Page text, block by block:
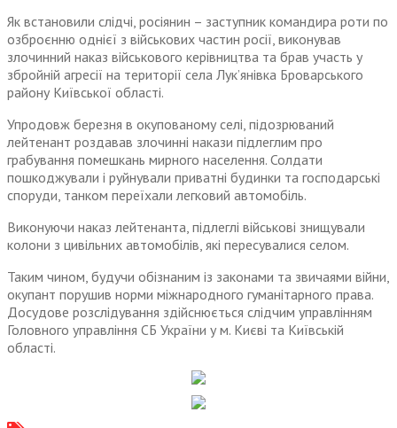
Як встановили слідчі, росіянин – заступник командира роти по
озброєнню однієї з військових частин росії, виконував
злочинний наказ військового керівництва та брав участь у
збройній агресії на території села Лук’янівка Броварського
району Київської області.
Упродовж березня в окупованому селі, підозрюваний
лейтенант роздавав злочинні накази підлеглим про
грабування помешкань мирного населення. Солдати
пошкоджували і руйнували приватні будинки та господарські
споруди, танком переїхали легковий автомобіль.
Виконуючи наказ лейтенанта, підлеглі військові знищували
колони з цивільних автомобілів, які пересувалися селом.
Таким чином, будучи обізнаним із законами та звичаями війни,
окупант порушив норми міжнародного гуманітарного права.
Досудове розслідування здійснюється слідчим управлінням
Головного управління СБ України у м. Києві та Київській
області.